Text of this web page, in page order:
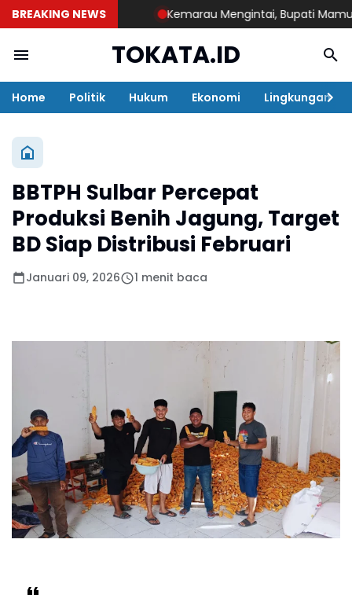
BREAKING NEWS Kemarau Mengintai, Bupati Mamuju
TOKATA.ID
Home Politik Hukum Ekonomi Lingkungan
BBTPH Sulbar Percepat
Produksi Benih Jagung, Target
BD Siap Distribusi Februari
Januari 09, 2026 1 menit baca